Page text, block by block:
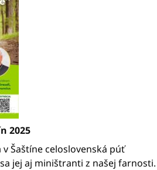
2025
v Šaštíne celoslovenská púť
jej aj miništranti z našej farnosti.